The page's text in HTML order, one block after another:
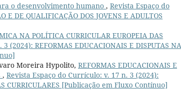
o desenvolvimento humano , Revista Espaço do
DE QUALIFICAÇÃO DOS JOVENS E ADULTOS
NA POLÍTICA CURRICULAR EUROPEIA DAS
(2024): REFORMAS EDUCACIONAIS E DISPUTAS
Moreira Hypolito, REFORMAS EDUCACIONAIS E
, Revista Espaço do Currículo: v. 17 n. 3 (2024):
CURRICULARES [Publicação em Fluxo Contínuo]